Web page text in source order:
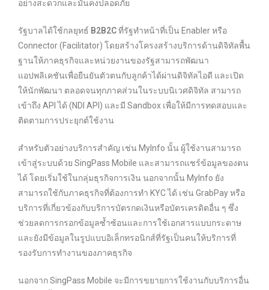
อย่างสะดวกและมั่นคงปลอดภัย
รัฐบาลได้ใช้กลยุทธ์ B2B2Cที่รัฐทำหน้าที่เป็น Enabler หรือ
Connector (Facilitator) โดยสร้างโครงสร้างบริการด้านดิจิทัลพื้น
ฐานให้ภาคธุรกิจและหน่วยงานของรัฐสามารถพัฒนา
แอปพลิเคชันเพื่อยืนยันตัวตนกับลูกค้าได้ผ่านดิจิทัลไอดี และเปิด
ให้นักพัฒนา ตลอดจนทุกภาคส่วนในระบบนิเวศดิจิทัล สามารถ
เข้าถึง API ได้ (NDI API) และมี Sandbox เพื่อให้มีการทดสอบและ
ติดตามการประยุกต์ใช้งาน
สำหรับตัวอย่างบริการสำคัญ เช่น MyInfo นั้น ผู้ใช้งานสามารถ
เข้าสู่ระบบด้วย SingPass Mobile และสามารถแชร์ข้อมูลของตน
ได้ โดยเริ่มใช้ในกลุ่มธุรกิจการเงิน นอกจากนั้น MyInfo ยัง
สามารถใช้กับภาคธุรกิจที่ต้องการทำ KYC ได้ เช่น GrabPay หรือ
บริการที่เกี่ยวข้องกับบริการบัตรกดเงินหรือบัตรเครดิตอื่น ๆ ซึ่ง
ช่วยลดการกรอกข้อมูลซ้ำซ้อนและการใช้เอกสารแบบกระดาษ
และยังมีข้อมูลในรูปแบบอิเล็กทรอนิกส์ที่รัฐเป็นคนให้บริการที่
รองรับการทำงานของภาคธุรกิจ
นอกจาก SingPass Mobile จะมีการขยายการใช้งานกับบริการอื่น